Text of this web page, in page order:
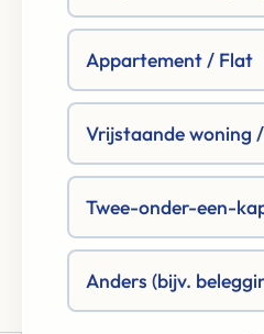
Appartement / Flat
Vrijstaande woning
Twee-onder-een-
Anders (bijv.